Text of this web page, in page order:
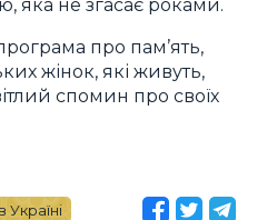
яка не згасає роками.
про пам’ять,
жінок, які живуть,
спомин про своїх
Україні